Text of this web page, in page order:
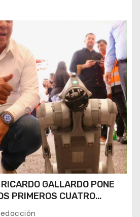
GALLARDO PONE
PRIMEROS CUATRO